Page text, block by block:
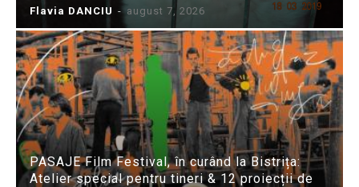
Flavia DANCIU - august 7, 2026
PASAJE Film Festival, în curând la Bistrița:
Atelier special pentru tineri & 12 proiecții de